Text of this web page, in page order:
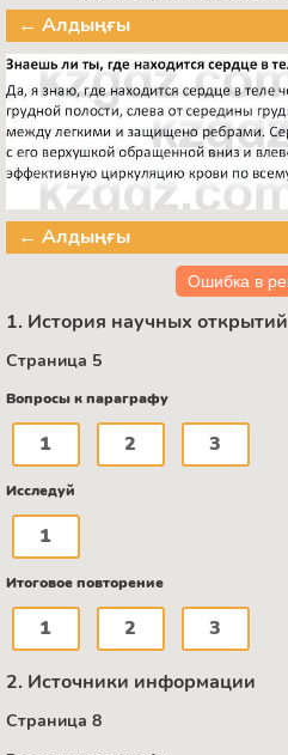
← Алдыңғы
← Алдыңғы
Ошибка в
1. История научных открытий
Страница 5
Вопросы к параграфу
1 2 3
Исследуй
1
Итоговое повторение
1 2 3
2. Источники информации
Страница 8